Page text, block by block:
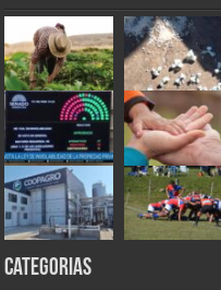
Categorias